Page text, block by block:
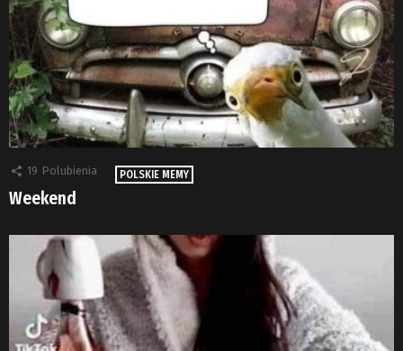
19 Polubienia POLSKIE MEMY
Weekend